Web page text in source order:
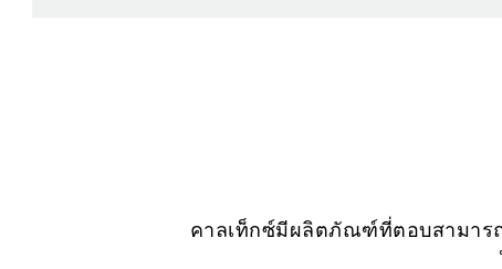
คาลเท็กซ์มีผลิตภัณฑ์ที่ตอบสามาร